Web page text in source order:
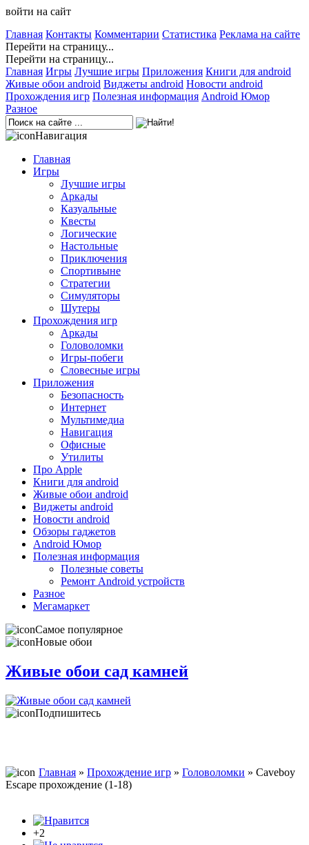
войти на сайт
Главная Контакты Комментарии Статистика Реклама на сайте
Перейти на страницу...
Перейти на страницу...
Главная Игры Лучшие игры Приложения Книги для android
Живые обои android Виджеты android Новости android
Прохождения игр Полезная информация Android Юмор
Разное
Навигация
Главная
Игры
Лучшие игры
Аркады
Казуальные
Квесты
Логические
Настольные
Приключения
Спортивыне
Стратегии
Симуляторы
Шутеры
Прохождения игр
Аркады
Головоломки
Игры-побеги
Словесные игры
Приложения
Безопасность
Интернет
Мультимедиа
Навигация
Офисные
Утилиты
Про Apple
Книги для android
Живые обои android
Виджеты android
Новости android
Обзоры гаджетов
Android Юмор
Полезная информация
Полезные советы
Ремонт Android устройств
Разное
Мегамаркет
Самое популярное
Новые обои
Живые обои сад камней
Подпишитесь
Главная » Прохождение игр » Головоломки » Caveboy
Escape прохождение (1-18)
+2